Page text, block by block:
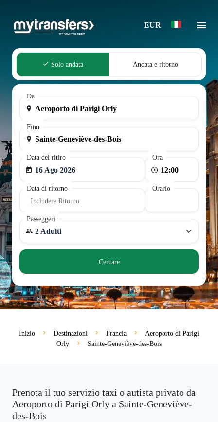
EUR
Solo andata Andata e ritorno
Da
Fino
Data del ritiro
16 Ago 2026
Ora
Data di ritorno
Includere Ritorno
Orario
Passeggeri
2 Adulti
Cercare
Inizio Destinazioni Francia
Aeroporto di Parigi
Orly
Sainte-Geneviève-des-Bois
Prenota il tuo servizio taxi o autista privato da
Aeroporto di Parigi Orly a Sainte-Geneviève-
des-Bois